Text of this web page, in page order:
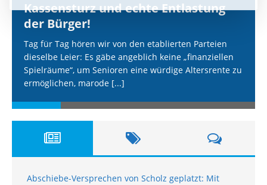
Kassensturz und echte Entlastung
der Bürger!
Tag für Tag hören wir von den etablierten Parteien
dieselbe Leier: Es gäbe angeblich keine „finanziellen
Spielräume“, um Senioren eine würdige Altersrente zu
ermöglichen, marode [...]
Abschiebe-Versprechen von Scholz geplatzt: Mit